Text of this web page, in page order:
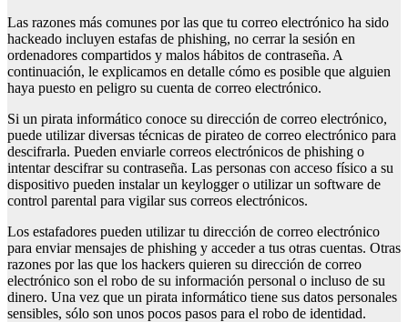
Las razones más comunes por las que tu correo electrónico ha sido
hackeado incluyen estafas de phishing, no cerrar la sesión en
ordenadores compartidos y malos hábitos de contraseña. A
continuación, le explicamos en detalle cómo es posible que alguien
haya puesto en peligro su cuenta de correo electrónico.
Si un pirata informático conoce su dirección de correo electrónico,
puede utilizar diversas técnicas de pirateo de correo electrónico para
descifrarla. Pueden enviarle correos electrónicos de phishing o
intentar descifrar su contraseña. Las personas con acceso físico a su
dispositivo pueden instalar un keylogger o utilizar un software de
control parental para vigilar sus correos electrónicos.
Los estafadores pueden utilizar tu dirección de correo electrónico
para enviar mensajes de phishing y acceder a tus otras cuentas. Otras
razones por las que los hackers quieren su dirección de correo
electrónico son el robo de su información personal o incluso de su
dinero. Una vez que un pirata informático tiene sus datos personales
sensibles, sólo son unos pocos pasos para el robo de identidad.